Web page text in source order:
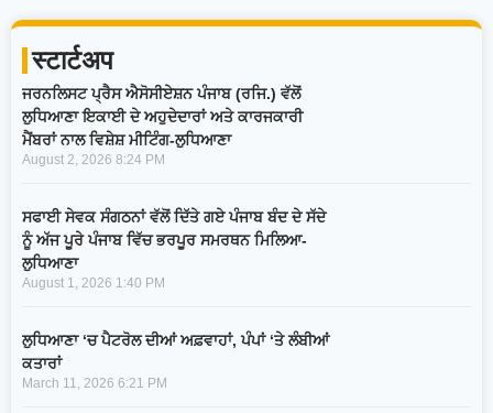
स्टार्टअप
ਜਰਨਲਿਸਟ ਪ੍ਰੈਸ ਐਸੋਸੀਏਸ਼ਨ ਪੰਜਾਬ (ਰਜਿ.) ਵੱਲੋਂ
ਲੁਧਿਆਣਾ ਇਕਾਈ ਦੇ ਅਹੁਦੇਦਾਰਾਂ ਅਤੇ ਕਾਰਜਕਾਰੀ
ਮੈਂਬਰਾਂ ਨਾਲ ਵਿਸ਼ੇਸ਼ ਮੀਟਿੰਗ-ਲੁਧਿਆਣਾ
August 2, 2026 8:24 PM
ਸਫਾਈ ਸੇਵਕ ਸੰਗਠਨਾਂ ਵੱਲੋਂ ਦਿੱਤੇ ਗਏ ਪੰਜਾਬ ਬੰਦ ਦੇ ਸੱਦੇ
ਨੂੰ ਅੱਜ ਪੂਰੇ ਪੰਜਾਬ ਵਿੱਚ ਭਰਪੂਰ ਸਮਰਥਨ ਮਿਲਿਆ-
ਲੁਧਿਆਣਾ
August 1, 2026 1:40 PM
ਲੁਧਿਆਣਾ ‘ਚ ਪੈਟਰੋਲ ਦੀਆਂ ਅਫ਼ਵਾਹਾਂ, ਪੰਪਾਂ ‘ਤੇ ਲੰਬੀਆਂ
ਕਤਾਰਾਂ
March 11, 2026 6:21 PM